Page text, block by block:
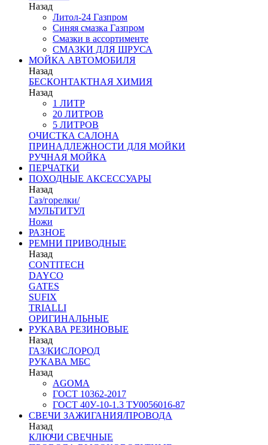
Назад
Литол-24 Газпром
Синяя смазка Газпром
Смазки в ассортименте
СМАЗКИ ДЛЯ ШРУСА
МОЙКА АВТОМОБИЛЯ
Назад
БЕСКОНТАКТНАЯ ХИМИЯ
Назад
1 ЛИТР
20 ЛИТРОВ
5 ЛИТРОВ
ОЧИСТКА САЛОНА
ПРИНАДЛЕЖНОСТИ ДЛЯ МОЙКИ
РУЧНАЯ МОЙКА
ПЕРЧАТКИ
ПОХОДНЫЕ АКСЕССУАРЫ
Назад
Газ/горелки/
МУЛЬТИТУЛ
Ножи
РАЗНОЕ
РЕМНИ ПРИВОДНЫЕ
Назад
CONTITECH
DAYCO
GATES
SUFIX
TRIALLI
ОРИГИНАЛЬНЫЕ
РУКАВА РЕЗИНОВЫЕ
Назад
ГАЗ/КИСЛОРОД
РУКАВА МБС
Назад
AGOMA
ГОСТ 10362-2017
ГОСТ 40У-10-1.3 ТУ0056016-87
СВЕЧИ ЗАЖИГАНИЯ/ПРОВОДА
Назад
КЛЮЧИ СВЕЧНЫЕ